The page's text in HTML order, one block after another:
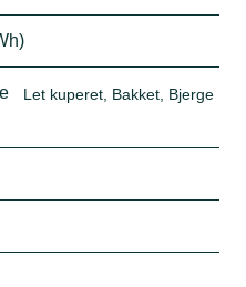
Let kuperet, Bakket, Bjerge